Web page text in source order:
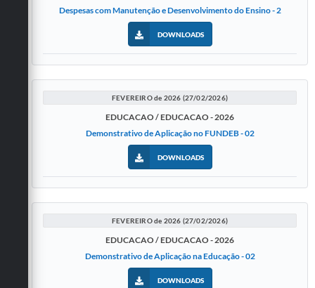
Despesas com Manutenção e Desenvolvimento do Ensino - 2
DOWNLOADS
FEVEREIRO de 2026 (27/02/2026)
EDUCACAO / EDUCACAO - 2026
Demonstrativo de Aplicação no FUNDEB - 02
DOWNLOADS
FEVEREIRO de 2026 (27/02/2026)
EDUCACAO / EDUCACAO - 2026
Demonstrativo de Aplicação na Educação - 02
DOWNLOADS